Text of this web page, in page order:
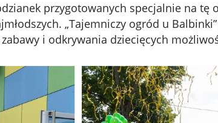
przygotowanych specjalnie na tę
„Tajemniczy ogród u
i odkrywania dziecięcych